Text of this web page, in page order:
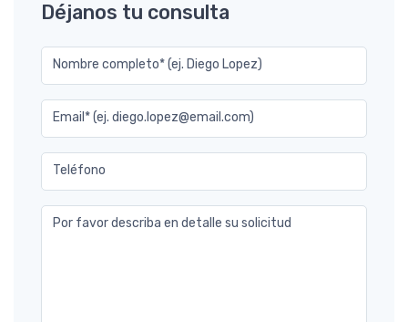
Déjanos tu consulta
Nombre completo* (ej. Diego Lopez)
Email* (ej. diego.lopez@email.com)
Teléfono
Por favor describa en detalle su solicitud